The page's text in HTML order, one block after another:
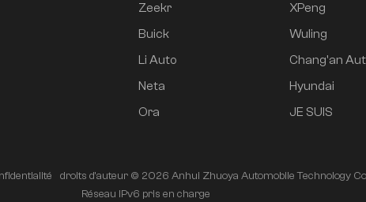
Zeekr
Buick
Li Auto
Neta
Ora
XPeng
Wuling
Chang'an
Hyundai
JE SUIS
droits d'auteur © 2026 Anhui Zhuoya Automobile Technology
Réseau IPv6 pris en charge